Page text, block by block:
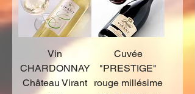
Vin
CHARDONNAY
Château Virant
Cuvée
"PRESTIGE"
rouge millésime